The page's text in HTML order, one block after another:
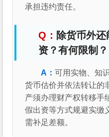
承担违约责任。
除货币外
资？有何限制？
可用实物、知
货币估价并依法转让的
产须办理财产权转移手
假出资等方式规避实缴
需补足差额。